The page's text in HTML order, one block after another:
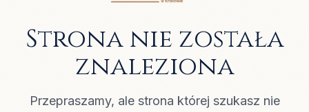
Strona nie została
znaleziona
Przepraszamy, ale strona której szukasz nie